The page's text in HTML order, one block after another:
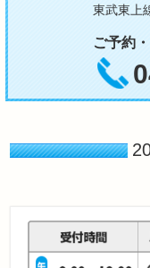
東武東上
ご予約